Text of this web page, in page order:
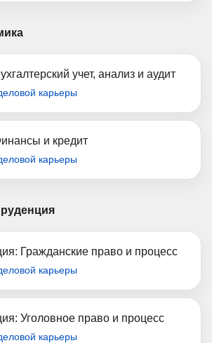
учет, анализ и аудит
карьеры
и кредит
карьеры
Гражданские право и процесс
карьеры
Уголовное право и процесс
карьеры